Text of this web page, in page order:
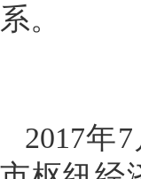
系。
2017年